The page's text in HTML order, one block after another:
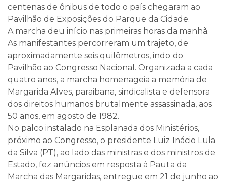
centenas de ônibus de todo o país chegaram ao
Pavilhão de Exposições do Parque da Cidade.
A marcha deu início nas primeiras horas da manhã.
As manifestantes percorreram um trajeto, de
aproximadamente seis quilômetros, indo do
Pavilhão ao Congresso Nacional. Organizada a cada
quatro anos, a marcha homenageia a memória de
Margarida Alves, paraibana, sindicalista e defensora
dos direitos humanos brutalmente assassinada, aos
50 anos, em agosto de 1982.
No palco instalado na Esplanada dos Ministérios,
próximo ao Congresso, o presidente Luiz Inácio Lula
da Silva (PT), ao lado das ministras e dos ministros de
Estado, fez anúncios em resposta à Pauta da
Marcha das Margaridas, entregue em 21 de junho ao